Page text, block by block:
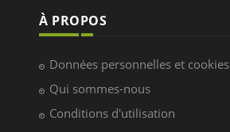
À PROPOS
Données personnelles et cookies
Qui sommes-nous
Conditions d'utilisation